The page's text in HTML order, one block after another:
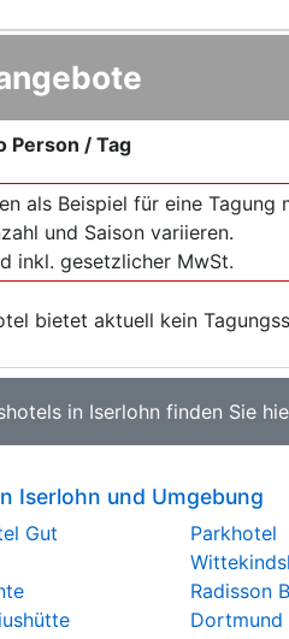
Person / Tag
als Beispiel für eine
und Saison variieren.
inkl. gesetzlicher MwSt.
bietet aktuell kein
in Iserlohn finden Sie
Iserlohn und Umgebung
Gut
Parkhotel
Radisson
Dortmund